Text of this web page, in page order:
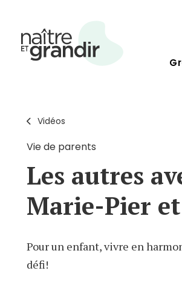
Vidéos
Vie de parents
Les autres
Marie-Pier
Pour un enfant, vivre en
défi!